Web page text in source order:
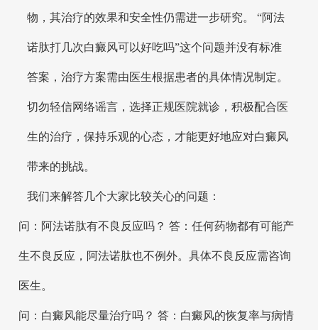
物，其治疗的效果和安全性仍需进一步研究。 “阿法
诺肽打几次白癜风可以好吃吗”这个问题并没有标准
答案，治疗方案需由医生根据患者的具体情况制定。
切勿轻信网络谣言，选择正规医院就诊，积极配合医
生的治疗，保持乐观的心态，才能更好地应对白癜风
带来的挑战。
我们来解答几个大家比较关心的问题：
问：阿法诺肽有不良反应吗？ 答：任何药物都有可能产
生不良反应，阿法诺肽也不例外。具体不良反应需咨询
医生。
问：白癜风能尽量治疗吗？ 答：白癜风的恢复率与病情